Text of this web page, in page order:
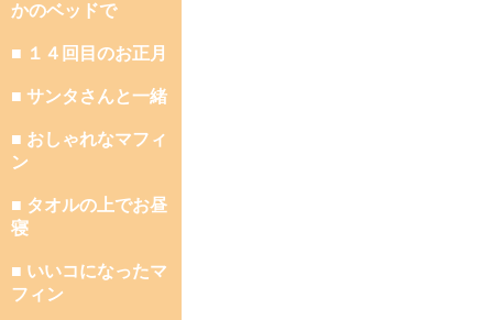
かのベッドで
■ １４回目のお正月
■ サンタさんと一緒
■ おしゃれなマフィ
ン
■ タオルの上でお昼
寝
■ いいコになったマ
フィン